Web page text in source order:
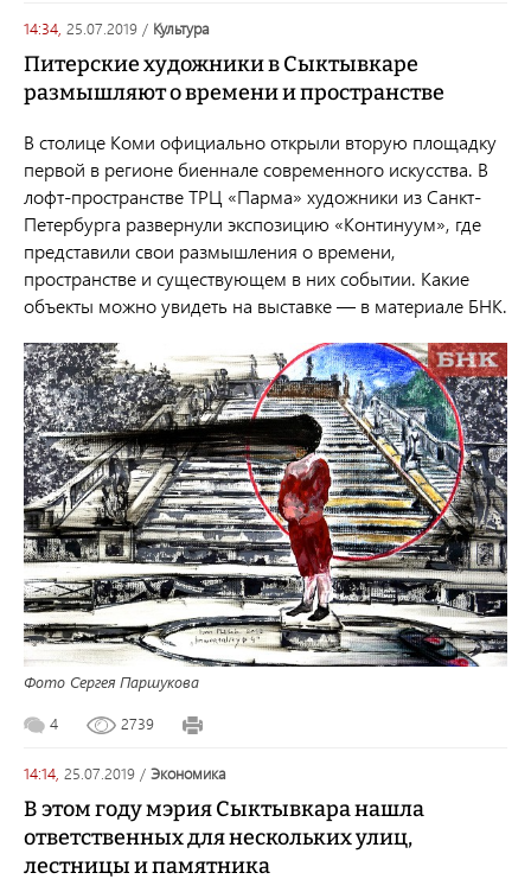
14:34, 25.07.2019 / культура
Питерские художники в Сыктывкаре
размышляют о времени и пространстве
В столице Коми официально открыли вторую площадку
первой в регионе биеннале современного искусства. В
лофт-пространстве ТРЦ «Парма» художники из Санкт-
Петербурга развернули экспозицию «Континуум», где
представили свои размышления о времени,
пространстве и существующем в них событии. Какие
объекты можно увидеть на выставке — в материале БНК.
Фото Сергея Паршукова
4 2739
14:14, 25.07.2019 / экономика
В этом году мэрия Сыктывкара нашла
ответственных для нескольких улиц,
лестницы и памятника